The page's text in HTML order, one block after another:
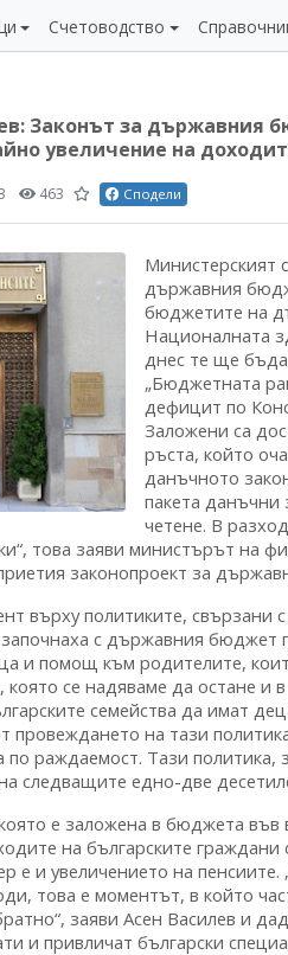
Счетоводство
Законът за държавния
увеличение на
463 Сподели
Министерският
държавния
бюджетите на
Националната
днес те ще
„Бюджетната
дефицит по
Заложени са
ръста, който
данъчното
пакета данъчни
четене. В
това заяви министърът на
законопроект за
върху политиките, свързани
с държавния бюджет
и помощ към родителите,
която се надяваме да остане
семейства да имат
провеждането на тази
раждаемост. Тази политика,
следващите едно-две
е заложена в бюджета във
на българските
е и увеличението на
това е моментът, в който
заяви Асен Василев и
и привличат български